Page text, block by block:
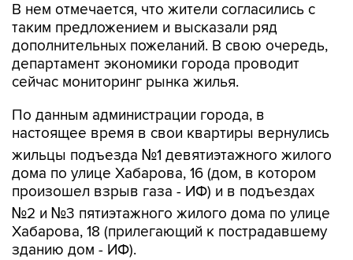
В нем отмечается, что жители согласились с
таким предложением и высказали ряд
дополнительных пожеланий. В свою очередь,
департамент экономики города проводит
сейчас мониторинг рынка жилья.
По данным администрации города, в
настоящее время в свои квартиры вернулись
жильцы подъезда №1 девятиэтажного жилого
дома по улице Хабарова, 16 (дом, в котором
произошел взрыв газа - ИФ) и в подъездах
№2 и №3 пятиэтажного жилого дома по улице
Хабарова, 18 (прилегающий к пострадавшему
зданию дом - ИФ).